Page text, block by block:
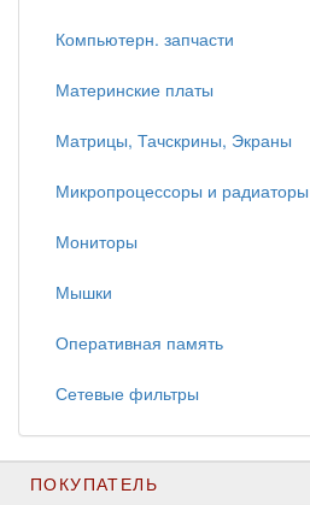
Компьютерн. запчасти
Материнские платы
Матрицы, Тачскрины, Экраны
Микропроцессоры и радиаторы
Мониторы
Мышки
Оперативная память
Сетевые фильтры
ПОКУПАТЕЛЬ